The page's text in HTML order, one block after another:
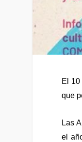
El
que
Las
el